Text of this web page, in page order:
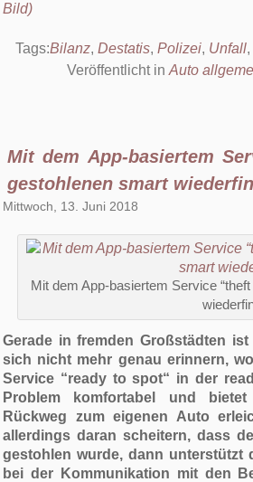
Bild)
Tags:Bilanz, Destatis, Polizei, Unfall,
Veröffentlicht in Auto
Mit dem App-basiertem
gestohlenen smart
Mittwoch, 13. Juni 2018
Mit dem App-basiertem Service
Gerade in fremden Großstädten
sich nicht mehr genau erinnern,
Service “ready to spot“ in der
Problem komfortabel und
Rückweg zum eigenen Auto
allerdings daran scheitern, dass
gestohlen wurde, dann unterstützt
bei der Kommunikation mit den